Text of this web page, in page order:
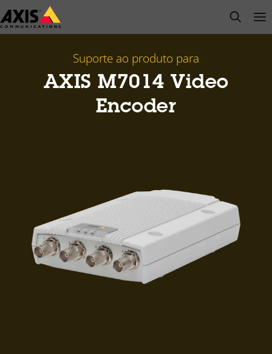
Pular
para
open
Suporte ao produto para
AXIS M7014 Video
Encoder